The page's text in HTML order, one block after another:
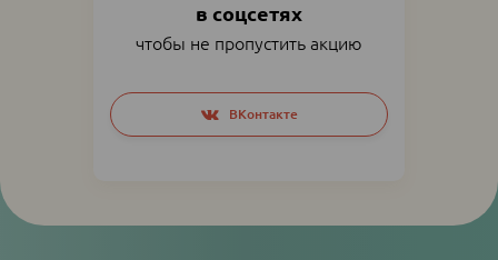
в соцсетях
чтобы не пропустить акцию
Social
networks
links
ВКонтакте